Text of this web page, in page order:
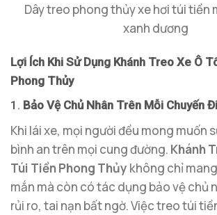
Dây treo phong thủy xe hơi túi tiền
xanh dương
Lợi Ích Khi Sử Dụng Khánh Treo Xe Ô
Phong Thủy
1. Bảo Vệ Chủ Nhân Trên Mỗi Chuyến Đi
Khi lái xe, mọi người đều mong muốn
bình an trên mọi cung đường. Khánh
Túi Tiền Phong Thủy không chỉ
mắn mà còn có tác dụng bảo vệ chủ
rủi ro, tai nạn bất ngờ. Việc treo túi